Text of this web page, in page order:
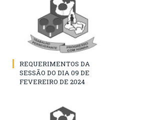
REQUERIMENTOS DA
SESSÃO DO DIA 09 DE
FEVEREIRO DE 2024